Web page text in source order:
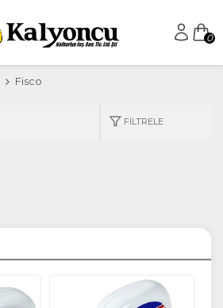
0
Fisco
FILTRELE